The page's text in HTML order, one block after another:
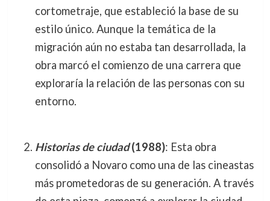
cortometraje, que estableció la base de su
estilo único. Aunque la temática de la
migración aún no estaba tan desarrollada, la
obra marcó el comienzo de una carrera que
exploraría la relación de las personas con su
entorno.
Historias de ciudad(1988): Esta obra
consolidó a Novaro como una de las cineastas
más prometedoras de su generación. A través